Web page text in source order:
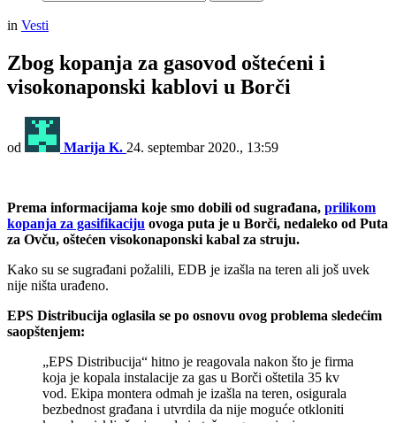
in Vesti
Zbog kopanja za gasovod oštećeni i
visokonaponski kablovi u Borči
od Marija K. 24. septembar 2020., 13:59
Prema informacijama koje smo dobili od sugrađana, prilikom
kopanja za gasifikaciju ovoga puta je u Borči, nedaleko od Puta
za Ovču, oštećen visokonaponski kabal za struju.
Kako su se sugrađani požalili, EDB je izašla na teren ali još uvek
nije ništa urađeno.
EPS Distribucija oglasila se po osnovu ovog problema sledećim
saopštenjem:
„EPS Distribucija“ hitno je reagovala nakon što je firma
koja je kopala instalacije za gas u Borči oštetila 35 kv
vod. Ekipa montera odmah je izašla na teren, osigurala
bezbednost građana i utvrdila da nije moguće otkloniti